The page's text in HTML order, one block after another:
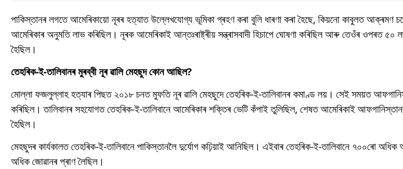
পাকিস্তানৰ লগতে আমেৰিকায়ো নূৰৰ হত্যাত উল্লেখযোগ্য ভূমিকা গ্ৰহণ কৰা বুলি ধাৰণা কৰা হৈছে, কিয়নো কাবুলত আক্ৰমণ
আমেৰিকাৰ অনুমতি লাভ কৰিছিল। নূৰক আমেৰিকাই আন্তঃৰাষ্ট্ৰীয় সন্ত্ৰাসবাদী হিচাপে ঘোষণা কৰিছিল আৰু তেওঁৰ ওপৰত ৫০
হৈছিল।
তেহৰিক-ই-তালিবানৰ মুৰব্বী নূৰ ৱালি মেহছুদ কোন আছিল?
মোল্লা ফজলুল্লাহ হত্যাৰ পিছত ২০১৮ চনত মুফতি নূৰ ৱালি মেহছুদে তেহৰিক-ই-তালিবানৰ কমাণ্ড লয়। সেই সময়ত
কৰিছিল। তালিবানৰ সহযোগত তেহৰিক-ই-তালিবানে আমেৰিকাৰ শক্তিৰ ভেটি কঁপাই তুলিছিল, শেষত আমেৰিকাই
হৈছিল।
মেহছুদৰ কাৰ্যকালত তেহৰিক-ই-তালিবানে পাকিস্তানলৈ দুৰ্যোগ কঢ়িয়াই আনিছিল। এইবাৰ তেহৰিক-ই-তালিবানে ৭০০ৰো
অধিক জোৱানৰ প্ৰাণ লৈছিল।